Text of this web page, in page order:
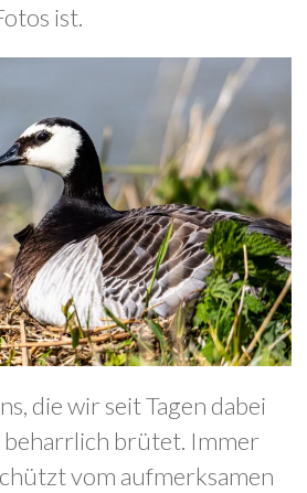
ist.
die wir seit Tagen dabei
beharrlich brütet. Immer
vom aufmerksamen